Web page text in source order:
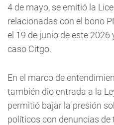
4 de mayo, se emitió la
relacionadas con el bono
el 19 de junio de este
caso Citgo.
En el marco de
también dio entrada a la
permitió bajar la presión
políticos con denuncias de